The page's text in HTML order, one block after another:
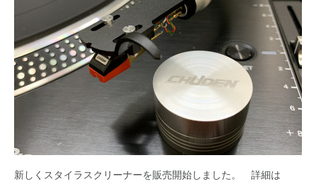
新しくスタイラスクリーナーを販売開始しました。 詳細は